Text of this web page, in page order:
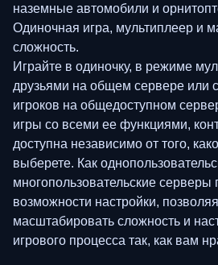
наземные автомобили и
Одиночная игра, мультиплеер и
сложность.
Играйте в одиночку, в режиме
друзьями на общем сервере или
игроков на общедоступном
игры со всеми ее функциями,
доступна независимо от того,
выберете. Как
многопользовательские
возможности настройки,
масштабировать сложность и
игрового процесса так, как вам